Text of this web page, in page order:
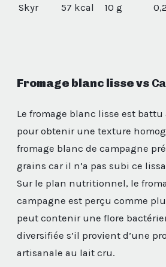
Skyr 57 kcal 10 g
Fromage blanc lisse vs
Le fromage blanc lisse est
pour obtenir une texture
fromage blanc de campagne
grains car il n’a pas subi ce
Sur le plan nutritionnel, le
campagne est perçu comme
peut contenir une flore
diversifiée s’il provient d’une
artisanale au lait cru.